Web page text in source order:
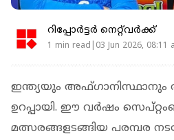
റിപ്പോർട്ടർ നെറ്റ്‌വര്‍ക്ക്‌
1 min read|03 Jun 2026, 08:11
ഇന്ത്യയും അഫ്ഗാനിസ്ഥാനും
ഉറപ്പായി. ഈ വർഷം
മത്സരങ്ങളടങ്ങിയ പരമ്പര